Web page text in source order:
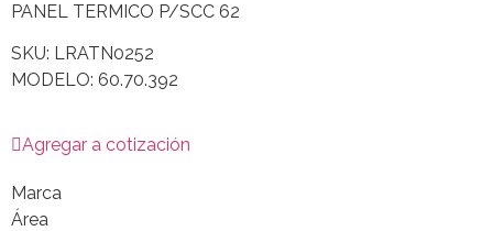
PANEL TERMICO P/SCC 62
SKU: LRATN0252
MODELO: 60.70.392
Agregar a cotización
Marca
Área